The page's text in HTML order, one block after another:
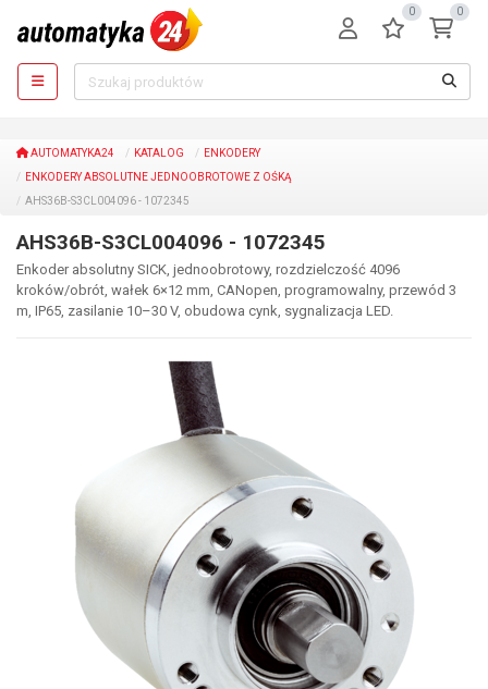
0 0
AUTOMATYKA24 KATALOG
ENKODERY
ENKODERY ABSOLUTNE JEDNOOBROTOWE Z OŚKĄ
AHS36B-S3CL004096 - 1072345
AHS36B-S3CL004096 - 1072345
Enkoder absolutny SICK, jednoobrotowy, rozdzielczość 4096
kroków/obrót, wałek 6×12 mm, CANopen, programowalny, przewód 3
m, IP65, zasilanie 10–30 V, obudowa cynk, sygnalizacja LED.